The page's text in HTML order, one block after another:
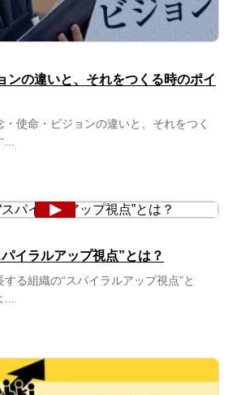
ンの違いと、それをつくる時のポイ
使命・ビジョンの違いと、それをつく
イラルアップ視点”とは？
る組織の“スパイラルアップ視点”と